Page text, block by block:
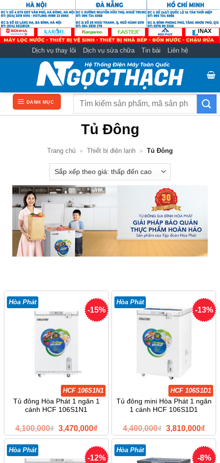
qua
nội
dung
Dịch vụ thay lõi Dịch vụ sửa chữa Tin bài Liên hệ
DANH MỤC
Tìm
Tủ Đông
Trang chủ » Thiết bị điện lạnh » Tủ Đông
-15%
Hòa Phát
HCF 106S1N1
Tủ đông Hòa Phát 1 ngăn 1
cánh HCF 106S1N1
4,100,000₫ Giá
gốc
4,100,000₫.
3,470,000₫Giá
hiện
là:
3,470,000₫.
-13%
Hòa Phát
HCF 106S1D1
Tủ đông mini Hòa Phát 1 ngăn
1 cánh HCF 106S1D1
4,400,000₫ Giá
gốc
4,400,000₫.
3,810,000₫Giá
hiện
là:
-12%
Hòa Phát
-8%
Hòa Phát